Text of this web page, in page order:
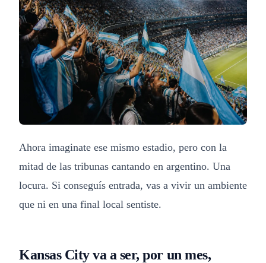
Ahora imaginate ese mismo estadio, pero con la
mitad de las tribunas cantando en argentino. Una
locura. Si conseguís entrada, vas a vivir un ambiente
que ni en una final local sentiste.
Kansas City va a ser, por un mes,